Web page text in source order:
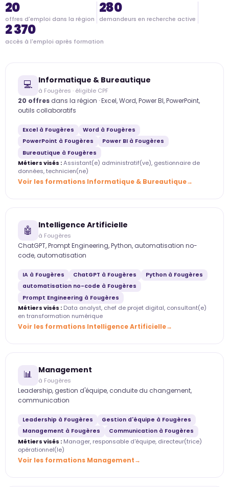
20
offres d'emploi dans la région
280
demandeurs en recherche active
2 370
accès à l'emploi après formation
💻 Informatique & Bureautique
à Fougères · éligible CPF
20 offres dans la région · Excel, Word, Power BI, PowerPoint,
outils collaboratifs
Excel à Fougères
Word à Fougères
PowerPoint à Fougères
Power BI à Fougères
Bureautique à Fougères
Métiers visés :Assistant(e) administratif(ve), gestionnaire de
données, technicien(ne)
Voir les formations Informatique & Bureautique
🤖 Intelligence Artificielle
à Fougères
ChatGPT, Prompt Engineering, Python, automatisation no-
code, automatisation
IA à Fougères ChatGPT à Fougères
Python à Fougères
automatisation no-code à Fougères
Prompt Engineering à Fougères
Métiers visés : Data analyst, chef de projet digital, consultant(e)
en transformation numérique
Voir les formations Intelligence Artificielle
📊 Management
à Fougères
Leadership, gestion d'équipe, conduite du changement,
communication
Leadership à Fougères
Gestion d'équipe à Fougères
Management à Fougères
Communication à Fougères
Métiers visés : Manager, responsable d'équipe, directeur(trice)
opérationnel(le)
Voir les formations Management